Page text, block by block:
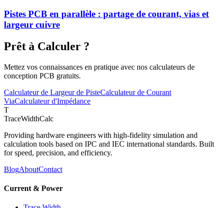
Pistes PCB en parallèle : partage de courant, vias et
largeur cuivre
Prêt à Calculer ?
Mettez vos connaissances en pratique avec nos calculateurs de
conception PCB gratuits.
Calculateur de Largeur de PisteCalculateur de Courant
ViaCalculateur d'Impédance
T
TraceWidthCalc
Providing hardware engineers with high-fidelity simulation and
calculation tools based on IPC and IEC international standards. Built
for speed, precision, and efficiency.
BlogAboutContact
Current & Power